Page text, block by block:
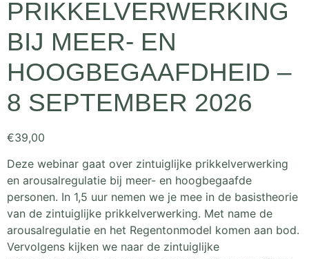
PRIKKELVERWERKING
BIJ MEER- EN
HOOGBEGAAFDHEID –
8 SEPTEMBER 2026
€39,00
Deze webinar gaat over zintuiglijke prikkelverwerking
en arousalregulatie bij meer- en hoogbegaafde
personen. In 1,5 uur nemen we je mee in de basistheorie
van de zintuiglijke prikkelverwerking. Met name de
arousalregulatie en het Regentonmodel komen aan bod.
Vervolgens kijken we naar de zintuiglijke